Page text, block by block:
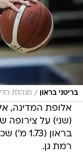
בריטני בראון / מנהלת
אלופת המדינה,
(שני) על צירופה
בראון
רמת גן.